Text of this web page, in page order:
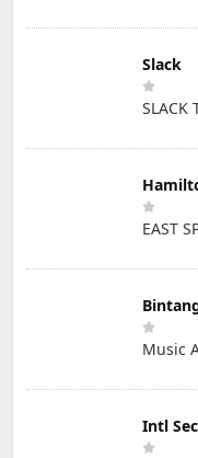
Slack
SLACK
Music
Intl